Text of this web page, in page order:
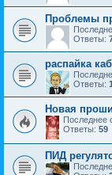
Проблемы
Ответы:
распайка
Ответы: 1
Новая
Последнее
Ответы: 59
ПИД